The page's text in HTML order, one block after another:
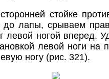
стойке
лапы, срываем
левой ногой вперед.
левой ноги
ногу (рис. 321).